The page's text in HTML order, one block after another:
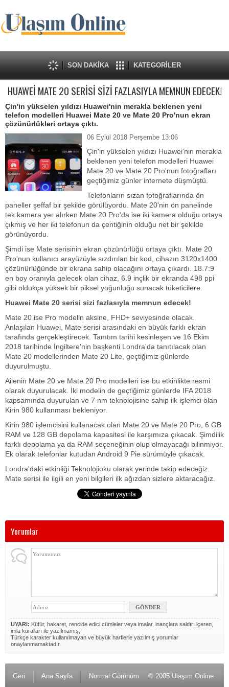
SON DAKİKA KATEGORİLER
HUAWEİ MATE 20 SERİSİ SİZİ FAZLASIYLA MEMNUN EDECEK!
Çin'in yükselen yıldızı Huawei'nin merakla beklenen yeni
telefon modelleri Huawei Mate 20 ve Mate 20 Pro'nun ekran
çözünürlükleri ortaya çıktı.
06 Eylül 2018 Perşembe 13:06
Çin'in yükselen yıldızı Huawei'nin merakla
beklenen yeni telefon modelleri Huawei
Mate 20 ve Mate 20 Pro'nun fotoğrafları
geçtiğimiz günler internete düşmüştü.
Telefonların sızan fotoğraflarında ön
paneller şeffaf bir şekilde görülüyordu. Mate 20'nin ön panelinde
tek kamera yer alırken Mate 20 Pro'da ise iki kamera olduğu ortaya
çıkmış ve her iki telefonun da çentiğinin olduğu net bir şekilde
görünüyordu.
Şimdi ise Mate serisinin ekran çözünürlüğü ortaya çıktı. Mate 20
Pro'nun kullanıcı arayüzüyle sızdırılan bir kod, cihazın 3120x1400
çözünürlüğünde bir ekrana sahip olacağını ortaya çıkardı. 18.7:9
en boy oranıyla gelecek olan cihaz, 6.9 inçlik bir ekranda 498 ppi
gibi oldukça yüksek bir piksel yoğunluğu sunacak tüketicilere.
Huawei Mate 20 serisi sizi fazlasıyla memnun edecek!
Mate 20 ise Pro modelin aksine, FHD+ seviyesinde olacak.
Anlaşılan Huawei, Mate serisi arasındaki en büyük farklı ekran
tarafında gerçekleştirecek. Tanıtım tarihi kesinleşen ve 16 Ekim
2018 tarihinde İngiltere'nin başkenti Londra'da tanıtılacak olan
Mate 20 modellerinden Mate 20 Lite, geçtiğimiz günlerde
duyurulmuştu.
Ailenin Mate 20 ve Mate 20 Pro modelleri ise bu etkinlikte resmi
olarak duyurulacak. İki modelin de geçtiğimiz günlerde IFA 2018
kapsamında duyurulan ve 7 nm teknolojisine sahip ilk işlemci olan
Kirin 980 kullanması bekleniyor.
Kirin 980 işlemcisini kullanacak olan Mate 20 ve Mate 20 Pro, 6 GB
RAM ve 128 GB depolama kapasitesi ile karşımıza çıkacak. Şimdilik
farklı depolama ya da RAM seçeneğinin olup olmayacağı bilinmiyor.
Ek olarak telefonlar kutudan Android 9 Pie sürümüyle çıkacak.
Londra'daki etkinliği Teknolojioku olarak yerinde takip edeceğiz.
Mate serisi ile ilgili en yeni bilgileri ilk ağızdan sizlere aktaracağız.
Yorumlar
UYARI: Küfür, hakaret, rencide edici cümleler veya imalar, inançlara saldırı içeren,
imla kuralları ile yazılmamış,
Türkçe karakter kullanılmayan ve büyük harflerle yazılmış yorumlar
onaylanmamaktadır.
Geri Ana Sayfa Normal Görünüm © 2005 Ulaşım Online